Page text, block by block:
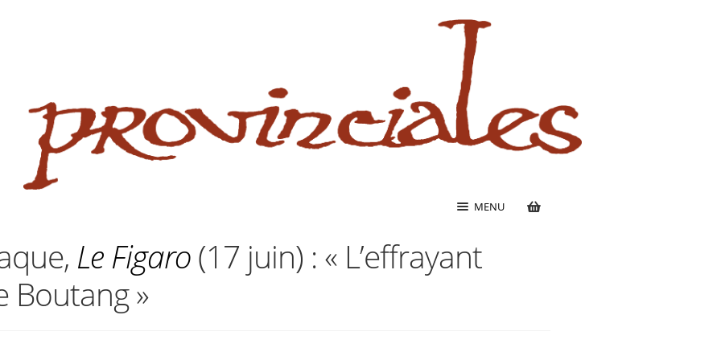
MENU
Le Figaro(17 juin) : « L’effrayant
Boutang »